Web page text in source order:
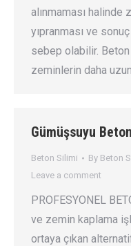
alınmaması halinde
yıpranması ve
sebep olabilir.
zeminlerin daha
Gümüşsuyu
Beton Silimi By Beton
Leave a comment
PROFESYONEL
ve zemin kaplama
ortaya çıkan